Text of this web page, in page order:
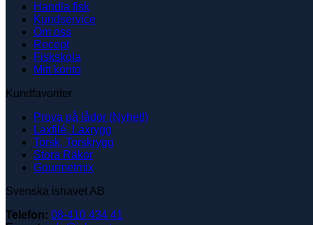
Handla fisk
Kundservice
Om oss
Recept
Fiskskola
Mitt konto
Kundfavoriter
Prova på lådor (Nyhet!)
Laxfilé, Laxrygg
Torsk, Torskrygg
Stora Räkor
Gourmetmix
Svenska ishavet AB
Telefon: 08-410 434 41